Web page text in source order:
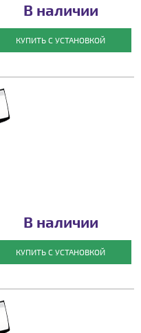
В наличии
КУПИТЬ С УСТАНОВКОЙ
В наличии
КУПИТЬ С УСТАНОВКОЙ